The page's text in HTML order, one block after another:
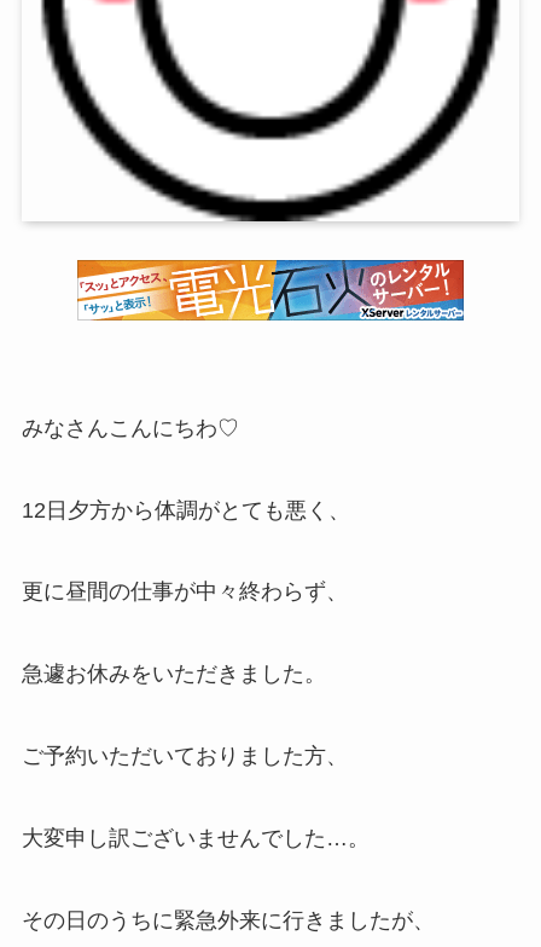
みなさんこんにちわ♡
12日夕方から体調がとても悪く、
更に昼間の仕事が中々終わらず、
急遽お休みをいただきました。
ご予約いただいておりました方、
大変申し訳ございませんでした…。
その日のうちに緊急外来に行きましたが、